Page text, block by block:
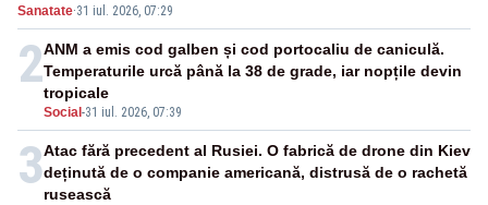
Sanatate·31 iul. 2026, 07:29
2
Social -31 iul. 2026, 07:39
ANM a emis cod galben și cod portocaliu de caniculă.
Temperaturile urcă până la 38 de grade, iar nopțile devin
tropicale
3Atac fără precedent al Rusiei. O fabrică de drone din Kiev
deținută de o companie americană, distrusă de o rachetă
rusească